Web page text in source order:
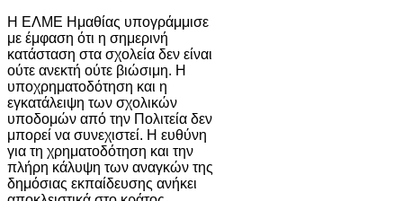
Η ΕΛΜΕ Ημαθίας υπογράμμισε
με έμφαση ότι η σημερινή
κατάσταση στα σχολεία δεν είναι
ούτε ανεκτή ούτε βιώσιμη. Η
υποχρηματοδότηση και η
εγκατάλειψη των σχολικών
υποδομών από την Πολιτεία δεν
μπορεί να συνεχιστεί. Η ευθύνη
για τη χρηματοδότηση και την
πλήρη κάλυψη των αναγκών της
δημόσιας εκπαίδευσης ανήκει